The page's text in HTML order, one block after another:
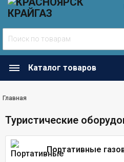
Каталог товаров
Главная
Туристические
Портативные